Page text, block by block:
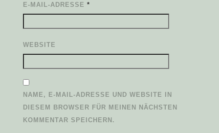
E-MAIL-ADRESSE*
WEBSITE
NAME, E-MAIL-ADRESSE UND WEBSITE IN
DIESEM BROWSER FÜR MEINEN NÄCHSTEN
KOMMENTAR SPEICHERN.